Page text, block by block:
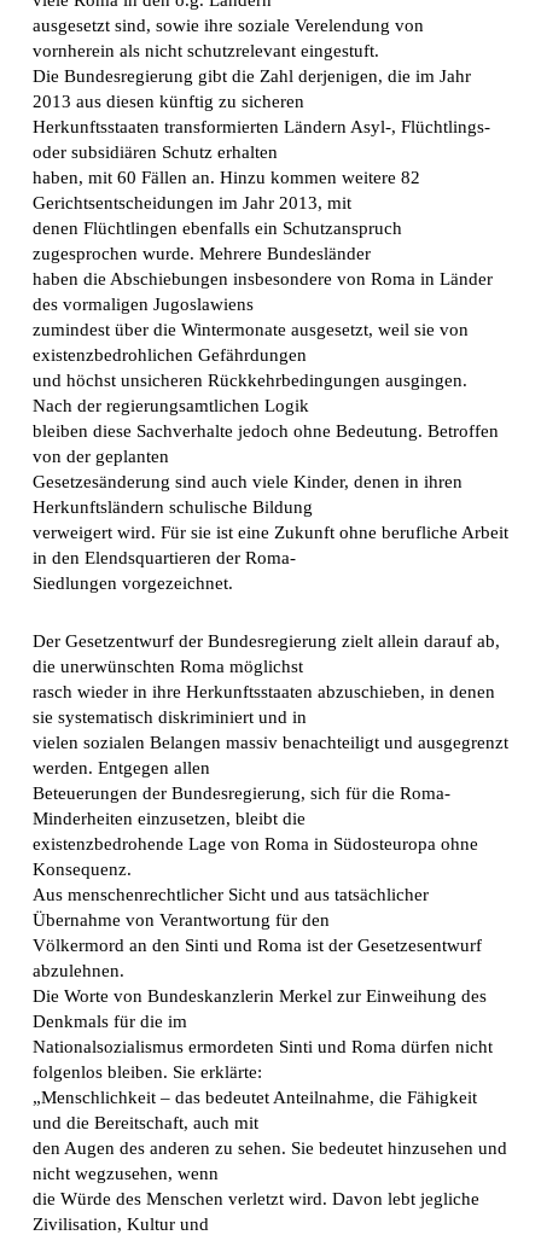
ausgesetzt sind, sowie ihre soziale Verelendung von
vornherein als nicht schutzrelevant eingestuft.
Die Bundesregierung gibt die Zahl derjenigen, die im Jahr
2013 aus diesen künftig zu sicheren
Herkunftsstaaten transformierten Ländern Asyl-, Flüchtlings-
oder subsidiären Schutz erhalten
haben, mit 60 Fällen an. Hinzu kommen weitere 82
Gerichtsentscheidungen im Jahr 2013, mit
denen Flüchtlingen ebenfalls ein Schutzanspruch
zugesprochen wurde. Mehrere Bundesländer
haben die Abschiebungen insbesondere von Roma in Länder
des vormaligen Jugoslawiens
zumindest über die Wintermonate ausgesetzt, weil sie von
existenzbedrohlichen Gefährdungen
und höchst unsicheren Rückkehrbedingungen ausgingen.
Nach der regierungsamtlichen Logik
bleiben diese Sachverhalte jedoch ohne Bedeutung. Betroffen
von der geplanten
Gesetzesänderung sind auch viele Kinder, denen in ihren
Herkunftsländern schulische Bildung
verweigert wird. Für sie ist eine Zukunft ohne berufliche Arbeit
in den Elendsquartieren der Roma-
Siedlungen vorgezeichnet.
Der Gesetzentwurf der Bundesregierung zielt allein darauf ab,
die unerwünschten Roma möglichst
rasch wieder in ihre Herkunftsstaaten abzuschieben, in denen
sie systematisch diskriminiert und in
vielen sozialen Belangen massiv benachteiligt und ausgegrenzt
werden. Entgegen allen
Beteuerungen der Bundesregierung, sich für die Roma-
Minderheiten einzusetzen, bleibt die
existenzbedrohende Lage von Roma in Südosteuropa ohne
Konsequenz.
Aus menschenrechtlicher Sicht und aus tatsächlicher
Übernahme von Verantwortung für den
Völkermord an den Sinti und Roma ist der Gesetzesentwurf
abzulehnen.
Die Worte von Bundeskanzlerin Merkel zur Einweihung des
Denkmals für die im
Nationalsozialismus ermordeten Sinti und Roma dürfen nicht
folgenlos bleiben. Sie erklärte:
„Menschlichkeit – das bedeutet Anteilnahme, die Fähigkeit
und die Bereitschaft, auch mit
den Augen des anderen zu sehen. Sie bedeutet hinzusehen und
nicht wegzusehen, wenn
die Würde des Menschen verletzt wird. Davon lebt jegliche
Zivilisation, Kultur und